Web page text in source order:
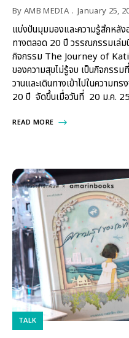
By AMB MEDIA January 25,
แบ่งปันมุมมองและความรู้สึกหลัง
ทางตลอด 20 ปี วรรณกรรมเล่ม
กิจกรรม The Journey of
ของความสุขไม่รู้จบ เป็นกิจกรร
วานและเดินทางเข้าไปในความท
20 ปี จัดขึ้นเมื่อวันที่ 20 ม.ค.
READ MORE
TALK